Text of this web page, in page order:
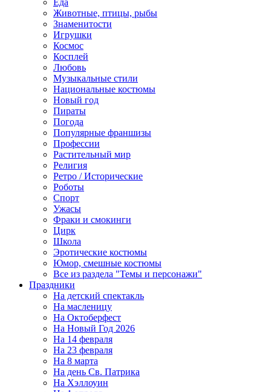
Еда
Животные, птицы, рыбы
Знаменитости
Игрушки
Космос
Косплей
Любовь
Музыкальные стили
Национальные костюмы
Новый год
Пираты
Погода
Популярные франшизы
Профессии
Растительный мир
Религия
Ретро / Исторические
Роботы
Спорт
Ужасы
Фраки и смокинги
Цирк
Школа
Эротические костюмы
Юмор, смешные костюмы
Все из раздела "Темы и персонажи"
Праздники
На детский спектакль
На масленицу
На Октоберфест
На Новый Год 2026
На 14 февраля
На 23 февраля
На 8 марта
На день Св. Патрика
На Хэллоуин